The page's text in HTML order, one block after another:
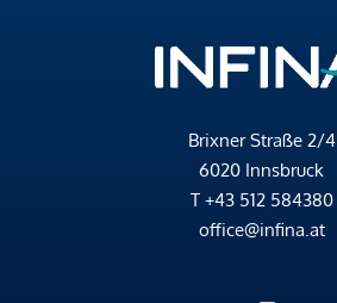
Brixner Straße 2/4
6020 Innsbruck
T +43 512 584380
office@infina.at